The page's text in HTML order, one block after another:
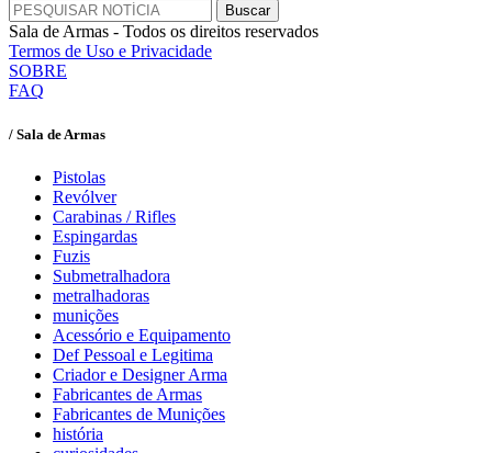
Sala de Armas - Todos os direitos reservados
Termos de Uso e Privacidade
SOBRE
FAQ
/ Sala de Armas
Pistolas
Revólver
Carabinas / Rifles
Espingardas
Fuzis
Submetralhadora
metralhadoras
munições
Acessório e Equipamento
Def Pessoal e Legitima
Criador e Designer Arma
Fabricantes de Armas
Fabricantes de Munições
história